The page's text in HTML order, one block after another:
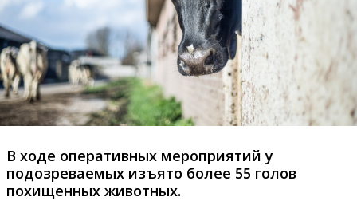
В ходе оперативных мероприятий у
подозреваемых изъято более 55 голов
похищенных животных.